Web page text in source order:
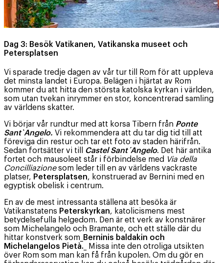
Dag 3: Besök Vatikanen, Vatikanska museet och
Petersplatsen
Vi sparade tredje dagen av vår tur till Rom för att uppleva
det minsta landet i Europa. Belägen i hjärtat av Rom
kommer du att hitta den största katolska kyrkan i världen,
som utan tvekan inrymmer en stor, koncentrerad samling
av världens skatter.
Vi börjar vår rundtur med att korsa Tibern från Ponte
Sant`Angelo. Vi rekommendera att du tar dig tid till att
föreviga din restur och tar ett foto av staden härifrån.
Sedan fortsätter vi till
Castel Sant´Angelo. Det här antika
fortet och mausoleet står i förbindelse med Via della
Concilliazionesom leder till en av världens vackraste
platser, Petersplatsen, konstruerad av Bernini med en
egyptisk obelisk i centrum.
En av de mest intressanta ställena att besöka är
Vatikanstatens Peterskyrkan, katolicismens mest
betydelsefulla helgedom. Den är ett verk av konstnärer
som Michelangelo och Bramante, och ett ställe där du
hittar konstverk som_ Berninis baldakin och
Michelangelos Pietà. _ Missa inte den otroliga utsikten
över Rom som man kan få från kupolen. Om du gör en